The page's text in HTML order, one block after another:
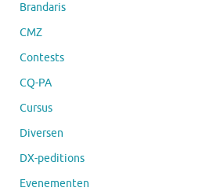
Brandaris
CMZ
Contests
CQ-PA
Cursus
Diversen
DX-peditions
Evenementen